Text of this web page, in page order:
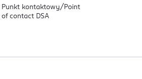
Punkt kontaktowy/ Point
of contact DSA